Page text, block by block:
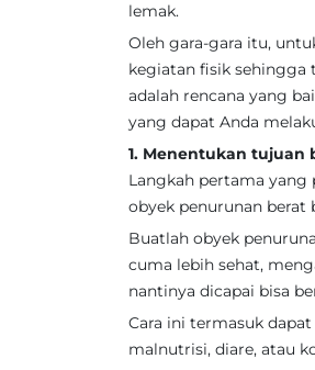
lemak.
Oleh gara-gara itu,
kegiatan fisik sehingga
adalah rencana yang
yang dapat Anda
1. Menentukan tujuan
Langkah pertama yang
obyek penurunan berat
Buatlah obyek
cuma lebih sehat,
nantinya dicapai bisa
Cara ini termasuk
malnutrisi, diare, atau